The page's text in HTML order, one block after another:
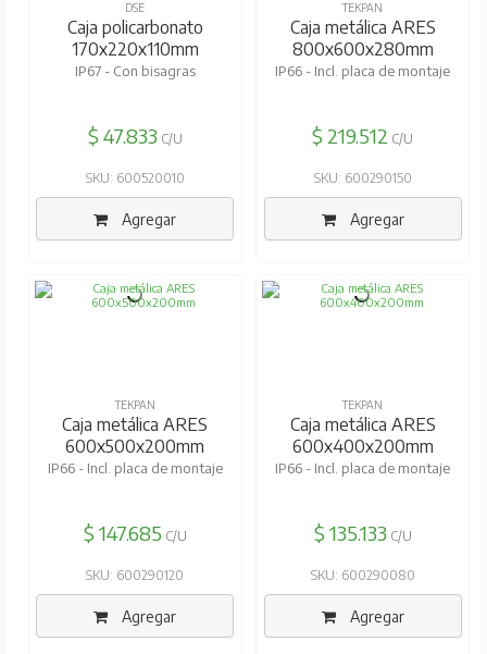
DSE
Caja policarbonato
170x220x110mm
IP67 - Con bisagras
$ 47.833 C/U
SKU: 600520010
Agregar
TEKPAN
Caja metálica ARES
800x600x280mm
IP66 - Incl. placa de montaje
$ 219.512 C/U
SKU: 600290150
Agregar
TEKPAN
Caja metálica ARES
600x500x200mm
IP66 - Incl. placa de montaje
$ 147.685 C/U
SKU: 600290120
Agregar
TEKPAN
Caja metálica ARES
600x400x200mm
IP66 - Incl. placa de montaje
$ 135.133 C/U
SKU: 600290080
Agregar